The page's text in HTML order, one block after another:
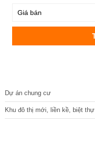
Dự án chung cư
Khu đô thị mới, liền kề, biệt thự